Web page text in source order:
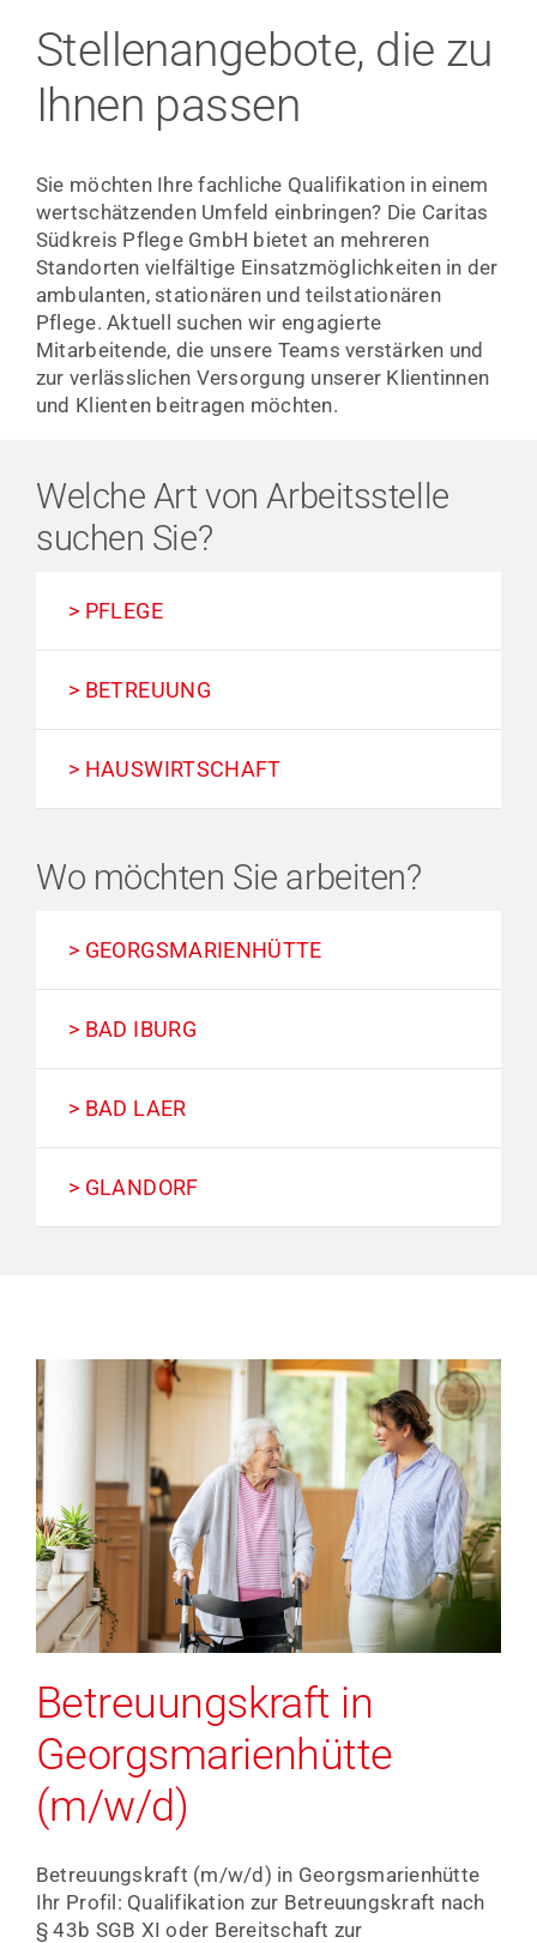
Stellenangebote, die zu
Ihnen passen
Sie möchten Ihre fachliche Qualifikation in einem
wertschätzenden Umfeld einbringen? Die Caritas
Südkreis Pflege GmbH bietet an mehreren
Standorten vielfältige Einsatzmöglichkeiten in der
ambulanten, stationären und teilstationären
Pflege. Aktuell suchen wir engagierte
Mitarbeitende, die unsere Teams verstärken und
zur verlässlichen Versorgung unserer Klientinnen
und Klienten beitragen möchten.
Welche Art von Arbeitsstelle
suchen Sie?
> PFLEGE
> BETREUUNG
> HAUSWIRTSCHAFT
Wo möchten Sie arbeiten?
> GEORGSMARIENHÜTTE
> BAD IBURG
> BAD LAER
> GLANDORF
Betreuungskraft in
Georgsmarienhütte
(m/w/d)
Betreuungskraft (m/w/d) in Georgsmarienhütte
Ihr Profil: Qualifikation zur Betreuungskraft nach
§ 43b SGB XI oder Bereitschaft zur